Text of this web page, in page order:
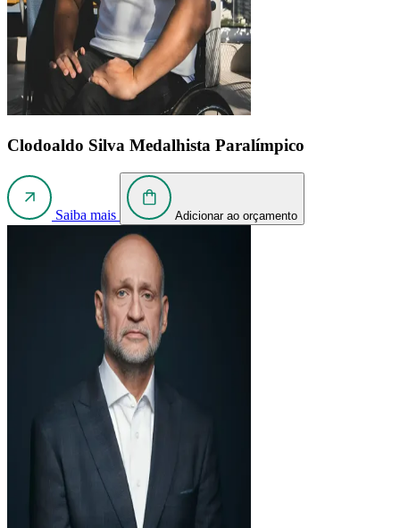
Clodoaldo Silva Medalhista Paralímpico
Saiba mais Adicionar ao orçamento